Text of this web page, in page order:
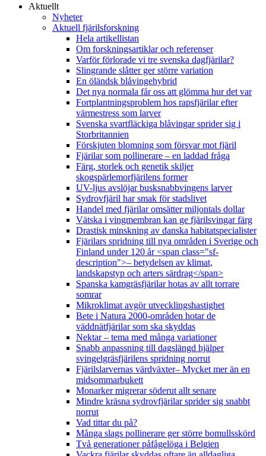
Aktuellt
Nyheter
Aktuell fjärilsforskning
Hela artikellistan
Om forskningsartiklar och referenser
Varför förlorade vi tre svenska dagfjärilar?
Slingrande slåtter ger större variation
En öländsk blåvingehybrid
Det nya normala får oss att glömma hur det var
Fortplantningsproblem hos rapsfjärilar efter
värmestress som larver
Svenska svartfläckiga blåvingar sprider sig i
Storbritannien
Förskjuten blomning som försvar mot fjäril
Fjärilar som pollinerare – en laddad fråga
Färg, storlek och genetik skiljer
skogspärlemorfjärilens former
UV-ljus avslöjar busksnabbvingens larver
Sydrovfjäril har smak för stadslivet
Handel med fjärilar omsätter miljontals dollar
Vätska i vingmembran kan ge fjärilsvingar färg
Drastisk minskning av danska habitatspecialister
Fjärilars spridning till nya områden i Sverige och
Finland under 120 år <span class="sf-
description">– betydelsen av klimat,
landskapstyp och arters särdrag</span>
Spanska kamgräsfjärilar hotas av allt torrare
somrar
Mikroklimat avgör utvecklingshastighet
Bete i Natura 2000-områden hotar de
väddnätfjärilar som ska skyddas
Nektar – tema med många variationer
Snabb anpassning till dagslängd hjälper
svingelgräsfjärilens spridning norrut
Fjärilslarvernas värdväxter– Mycket mer än en
midsommarbukett
Monarker migrerar söderut allt senare
Mindre kräsna sydrovfjärilar sprider sig snabbt
norrut
Vad tittar du på?
Många slags pollinerare ger större bomullsskörd
Två generationer påfågelöga i Belgien